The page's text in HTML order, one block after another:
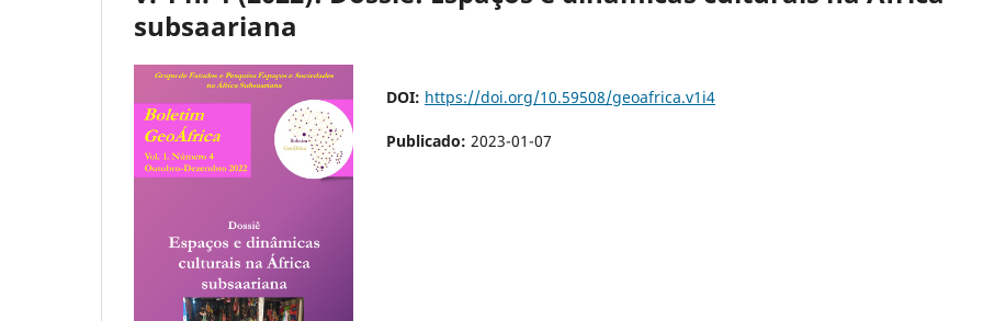
subsaariana
DOI: https://doi.org/10.59508/geoafrica.v1i4
Publicado: 2023-01-07